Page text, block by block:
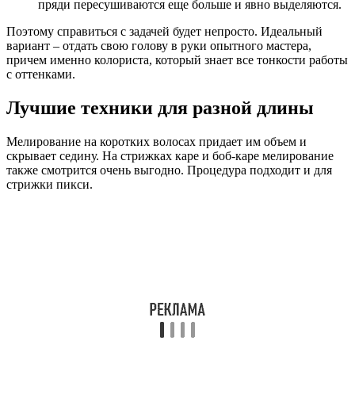
пряди пересушиваются еще больше и явно выделяются.
Поэтому справиться с задачей будет непросто. Идеальный
вариант – отдать свою голову в руки опытного мастера,
причем именно колориста, который знает все тонкости работы
с оттенками.
Лучшие техники для разной длины
Мелирование на коротких волосах придает им объем и
скрывает седину. На стрижках каре и боб-каре мелирование
также смотрится очень выгодно. Процедура подходит и для
стрижки пикси.